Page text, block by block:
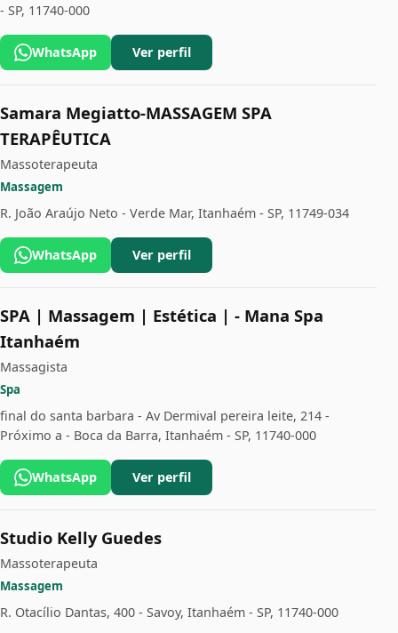
- SP, 11740-000
WhatsApp Ver perfil
Samara Megiatto-MASSAGEM SPA
TERAPÊUTICA
Massoterapeuta
Massagem
R. João Araújo Neto - Verde Mar, Itanhaém - SP, 11749-034
WhatsApp Ver perfil
SPA | Massagem | Estética | - Mana Spa
Itanhaém
Massagista
Spa
final do santa barbara - Av Dermival pereira leite, 214 -
Próximo a - Boca da Barra, Itanhaém - SP, 11740-000
WhatsApp Ver perfil
Studio Kelly Guedes
Massoterapeuta
Massagem
R. Otacílio Dantas, 400 - Savoy, Itanhaém - SP, 11740-000